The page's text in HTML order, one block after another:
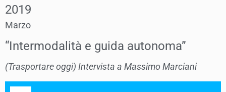
2019
Marzo
“Intermodalità e guida autonoma”​
(Trasportare oggi) Intervista a Massimo Marciani